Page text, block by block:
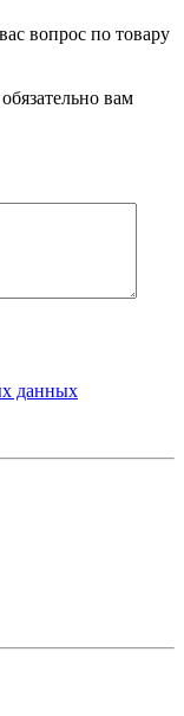
вопрос по товару
вам
данных